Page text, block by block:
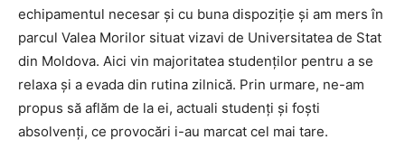
echipamentul necesar și cu buna dispoziție și am mers în
parcul Valea Morilor situat vizavi de Universitatea de Stat
din Moldova. Aici vin majoritatea studenților pentru a se
relaxa și a evada din rutina zilnică. Prin urmare, ne-am
propus să aflăm de la ei, actuali studenți și foști
absolvenți, ce provocări i-au marcat cel mai tare.